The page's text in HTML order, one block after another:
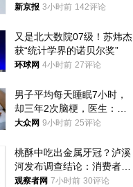
犯罪行为
新京报 3小时前 142评论
又是北大数院07级！苏炜杰
获“统计学界的诺贝尔奖”
环球网 4小时前 27评论
男子平均每天睡眠7小时，
却三年2次脑梗，医生：这
样睡觉更伤身
大众网 9小时前 25评论
桃酥中吃出金属牙冠？泸溪
河发布调查结论：消费者已
澄清，所发视频情况不属实
观察者网 7小时前 30评论